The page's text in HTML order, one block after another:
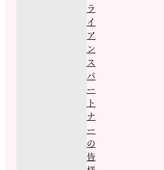
ラ
イ
ア
ン
ス
パ
ー
ト
ナ
ー
の
皆